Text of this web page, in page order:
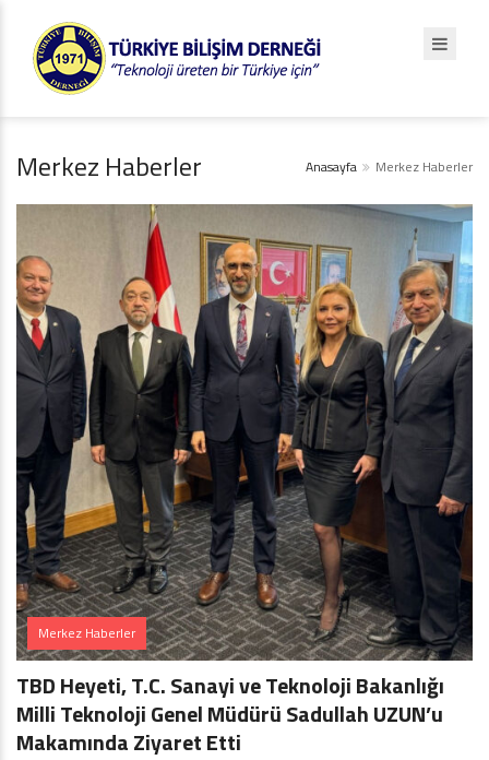
Merkez Haberler Anasayfa Merkez Haberler
Merkez Haberler
TBD Heyeti, T.C. Sanayi ve Teknoloji Bakanlığı
Milli Teknoloji Genel Müdürü Sadullah UZUN’u
Makamında Ziyaret Etti